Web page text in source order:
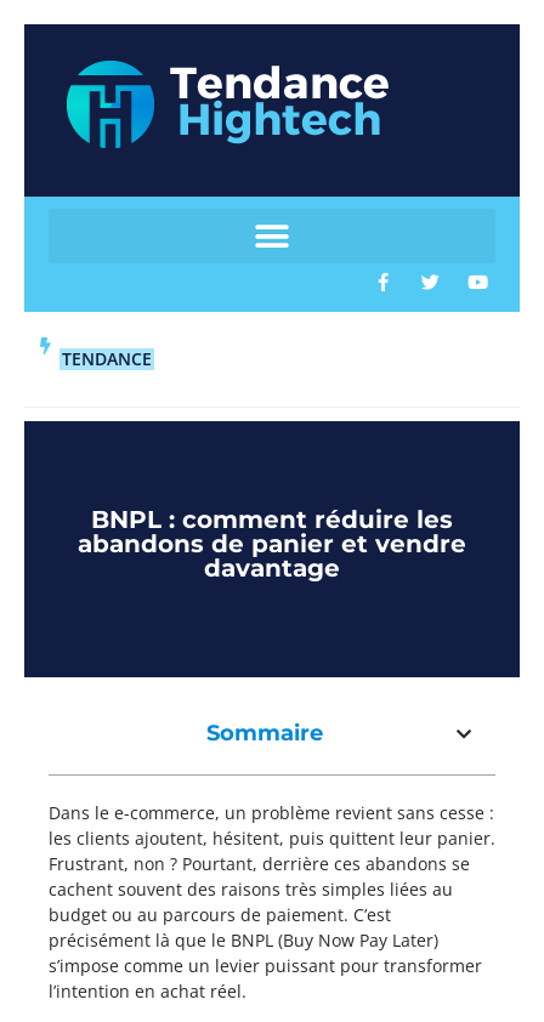
TENDANCE
BNPL : comment réduire les
abandons de panier et vendre
davantage
Sommaire
Dans le e-commerce, un problème revient sans cesse :
les clients ajoutent, hésitent, puis quittent leur panier.
Frustrant, non ? Pourtant, derrière ces abandons se
cachent souvent des raisons très simples liées au
budget ou au parcours de paiement. C’est
précisément là que le BNPL (Buy Now Pay Later)
s’impose comme un levier puissant pour transformer
l’intention en achat réel.